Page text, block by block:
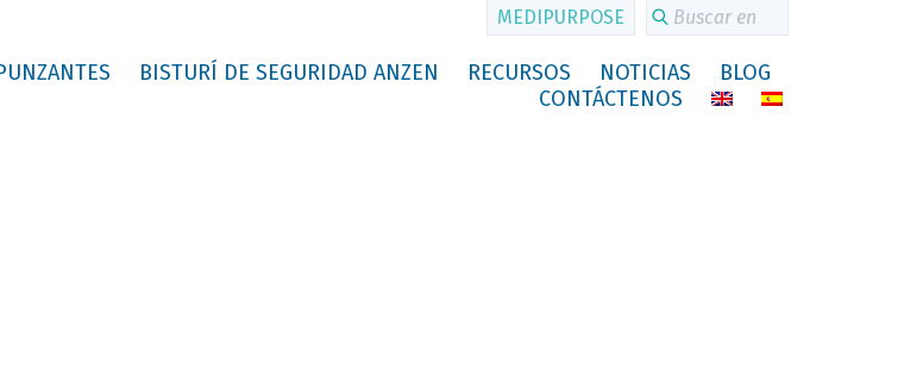
BISTURÍ DE SEGURIDAD ANZEN RECURSOS NOTICIAS
BLOG
CONTÁCTENOS
MEDIPURPOSE